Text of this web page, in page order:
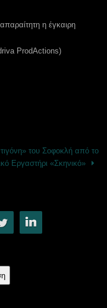
η έγκαιρη
ProdActions)
του Σοφοκλή από το
Εργαστήρι «Σκηνικό»